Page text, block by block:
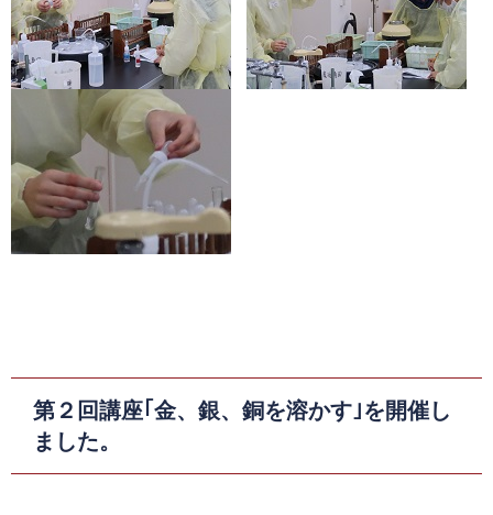
第２回講座｢金、銀、銅を溶かす｣を開催し
ました。